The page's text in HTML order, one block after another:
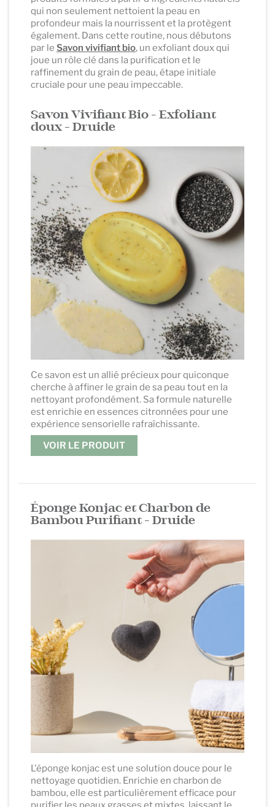
qui non seulement nettoient la peau en
profondeur mais la nourrissent et la protègent
également. Dans cette routine, nous débutons
par le Savon vivifiant bio, un exfoliant doux qui
joue un rôle clé dans la purification et le
raffinement du grain de peau, étape initiale
cruciale pour une peau impeccable.
Savon Vivifiant Bio - Exfoliant
doux - Druide
Ce savon est un allié précieux pour quiconque
cherche à affiner le grain de sa peau tout en la
nettoyant profondément. Sa formule naturelle
est enrichie en essences citronnées pour une
expérience sensorielle rafraîchissante.
VOIR LE PRODUIT
Éponge Konjac et Charbon de
Bambou Purifiant - Druide
L'éponge konjac est une solution douce pour le
nettoyage quotidien. Enrichie en charbon de
bambou, elle est particulièrement efficace pour